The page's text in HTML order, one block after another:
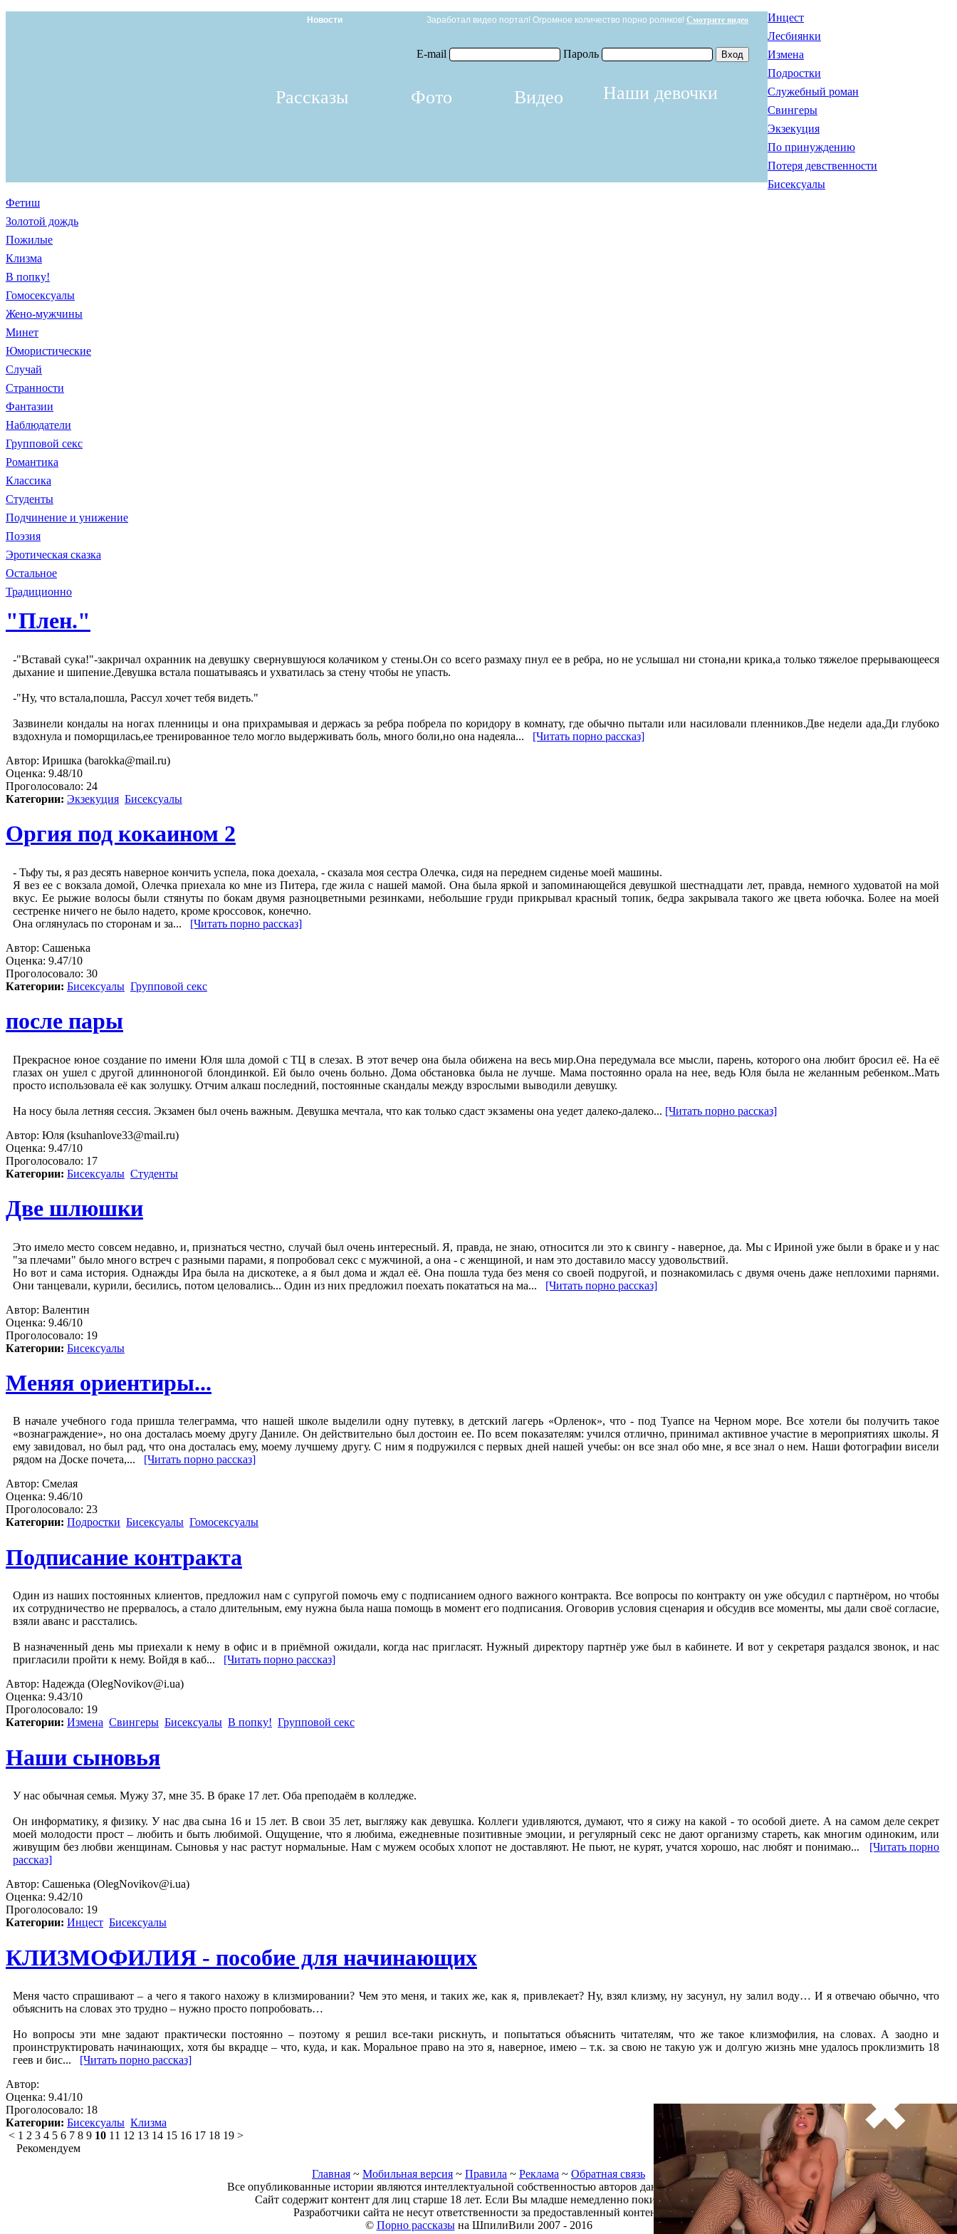
Новости Заработал видео портал! Огромное количество порно роликов! Смотрите видео
E-mail Пароль
Рассказы Фото Видео Наши девочки
Инцест
Лесбиянки
Измена
Подростки
Служебный роман
Свингеры
Экзекуция
По принуждению
Потеря девственности
Бисексуалы
Фетиш
Золотой дождь
Пожилые
Клизма
В попку!
Гомосексуалы
Жено-мужчины
Минет
Юмористические
Случай
Странности
Фантазии
Наблюдатели
Групповой секс
Романтика
Классика
Студенты
Подчинение и унижение
Поэзия
Эротическая сказка
Остальное
Традиционно
"Плен."
-"Вставай сука!"-закричал охранник на девушку свернувшуюся колачиком у стены.Он со всего размаху пнул ее в ребра, но не услышал ни стона,ни крика,а только тяжелое прерывающееся
дыхание и шипение.Девушка встала пошатываясь и ухватилась за стену чтобы не упасть.
-"Ну, что встала,пошла, Рассул хочет тебя видеть."
Зазвинели кондалы на ногах пленницы и она прихрамывая и держась за ребра побрела по коридору в комнату, где обычно пытали или насиловали пленников.Две недели ада,Ди глубоко
вздохнула и поморщилась,ее тренированное тело могло выдерживать боль, много боли,но она надеяла... [Читать порно рассказ]
Автор: Иришка (barokka@mail.ru)
Оценка: 9.48/10
Проголосовало: 24
Категории: Экзекуция Бисексуалы
Оргия под кокаином 2
- Тьфу ты, я раз десять наверное кончить успела, пока доехала, - сказала моя сестра Олечка, сидя на переднем сиденье моей машины.
Я вез ее с вокзала домой, Олечка приехала ко мне из Питера, где жила с нашей мамой. Она была яркой и запоминающейся девушкой шестнадцати лет, правда, немного худоватой на мой
вкус. Ее рыжие волосы были стянуты по бокам двумя разноцветными резинками, небольшие груди прикрывал красный топик, бедра закрывала такого же цвета юбочка. Более на моей
сестренке ничего не было надето, кроме кроссовок, конечно.
Она оглянулась по сторонам и за... [Читать порно рассказ]
Автор: Сашенька
Оценка: 9.47/10
Проголосовало: 30
Категории: Бисексуалы Групповой секс
после пары
Прекрасное юное создание по имени Юля шла домой с ТЦ в слезах. В этот вечер она была обижена на весь мир.Она передумала все мысли, парень, которого она любит бросил её. На её
глазах он ушел с другой длинноногой блондинкой. Ей было очень больно. Дома обстановка была не лучше. Мама постоянно орала на нее, ведь Юля была не желанным ребенком..Мать
просто использовала её как золушку. Отчим алкаш последний, постоянные скандалы между взрослыми выводили девушку.
На носу была летняя сессия. Экзамен был очень важным. Девушка мечтала, что как только сдаст экзамены она уедет далеко-далеко... [Читать порно рассказ]
Автор: Юля (ksuhanlove33@mail.ru)
Оценка: 9.47/10
Проголосовало: 17
Категории: Бисексуалы Студенты
Две шлюшки
Это имело место совсем недавно, и, признаться честно, случай был очень интересный. Я, правда, не знаю, относится ли это к свингу - наверное, да. Мы с Ириной уже были в браке и у нас
"за плечами" было много встреч с разными парами, я попробовал секс с мужчиной, а она - с женщиной, и нам это доставило массу удовольствий.
Но вот и сама история. Однажды Ира была на дискотеке, а я был дома и ждал её. Она пошла туда без меня со своей подругой, и познакомилась с двумя очень даже неплохими парнями.
Они танцевали, курили, бесились, потом целовались... Один из них предложил поехать покататься на ма... [Читать порно рассказ]
Автор: Валентин
Оценка: 9.46/10
Проголосовало: 19
Категории: Бисексуалы
Меняя ориентиры...
В начале учебного года пришла телеграмма, что нашей школе выделили одну путевку, в детский лагерь «Орленок», что - под Туапсе на Черном море. Все хотели бы получить такое
«вознаграждение», но она досталась моему другу Даниле. Он действительно был достоин ее. По всем показателям: учился отлично, принимал активное участие в мероприятиях школы. Я
ему завидовал, но был рад, что она досталась ему, моему лучшему другу. С ним я подружился с первых дней нашей учебы: он все знал обо мне, я все знал о нем. Наши фотографии висели
рядом на Доске почета,... [Читать порно рассказ]
Автор: Смелая
Оценка: 9.46/10
Проголосовало: 23
Категории: Подростки Бисексуалы Гомосексуалы
Подписание контракта
Один из наших постоянных клиентов, предложил нам с супругой помочь ему с подписанием одного важного контракта. Все вопросы по контракту он уже обсудил с партнёром, но чтобы
их сотрудничество не прервалось, а стало длительным, ему нужна была наша помощь в момент его подписания. Оговорив условия сценария и обсудив все моменты, мы дали своё согласие,
взяли аванс и расстались.
В назначенный день мы приехали к нему в офис и в приёмной ожидали, когда нас пригласят. Нужный директору партнёр уже был в кабинете. И вот у секретаря раздался звонок, и нас
пригласили пройти к нему. Войдя в каб... [Читать порно рассказ]
Автор: Надежда (OlegNovikov@i.ua)
Оценка: 9.43/10
Проголосовало: 19
Категории: Измена Свингеры Бисексуалы В попку! Групповой секс
Наши сыновья
У нас обычная семья. Мужу 37, мне 35. В браке 17 лет. Оба преподаём в колледже.
Он информатику, я физику. У нас два сына 16 и 15 лет. В свои 35 лет, выгляжу как девушка. Коллеги удивляются, думают, что я сижу на какой - то особой диете. А на самом деле секрет
моей молодости прост – любить и быть любимой. Ощущение, что я любима, ежедневные позитивные эмоции, и регулярный секс не дают организму стареть, как многим одиноким, или
живущим без любви женщинам. Сыновья у нас растут нормальные. Нам с мужем особых хлопот не доставляют. Не пьют, не курят, учатся хорошо, нас любят и понимаю... [Читать порно
рассказ]
Автор: Сашенька (OlegNovikov@i.ua)
Оценка: 9.42/10
Проголосовало: 19
Категории: Инцест Бисексуалы
КЛИЗМОФИЛИЯ - пособие для начинающих
Меня часто спрашивают – а чего я такого нахожу в клизмировании? Чем это меня, и таких же, как я, привлекает? Ну, взял клизму, ну засунул, ну залил воду… И я отвечаю обычно, что
объяснить на словах это трудно – нужно просто попробовать…
Но вопросы эти мне задают практически постоянно – поэтому я решил все-таки рискнуть, и попытаться объяснить читателям, что же такое клизмофилия, на словах. А заодно и
проинструктировать начинающих, хотя бы вкрадце – что, куда, и как. Моральное право на это я, наверное, имею – т.к. за свою не такую уж и долгую жизнь мне удалось проклизмить 18
геев и бис... [Читать порно рассказ]
Автор:
Оценка: 9.41/10
Проголосовало: 18
Категории: Бисексуалы Клизма
< 1 2 3 4 5 6 7 8 9 10 11 12 13 14 15 16 17 18 19 >
Рекомендуем
Главная ~ Мобильная версия ~ Правила ~ Реклама ~ Обратная связь
Все опубликованные истории являются интеллектуальной собственностью авторов данных рассказов.
Сайт содержит контент для лиц старше 18 лет. Если Вы младше немедленно покиньте сайт.
Разработчики сайта не несут ответственности за предоставленный контент.
© Порно рассказына ШпилиВили 2007 - 2016